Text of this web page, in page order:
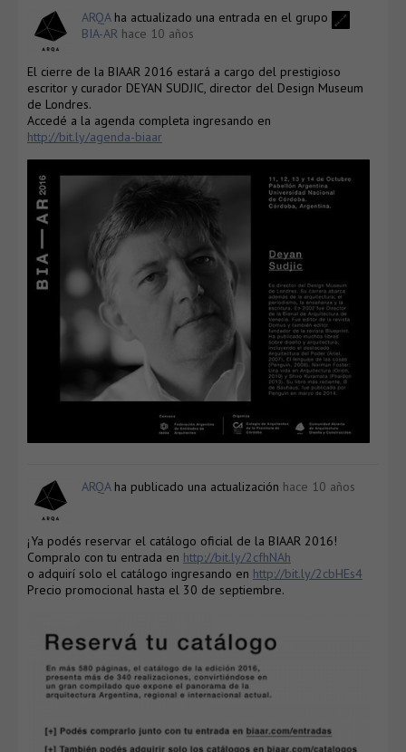
ARQAha actualizado una entrada en el grupo
BIA-AR hace 10 años
El cierre de la BIAAR 2016 estará a cargo del prestigioso
escritor y curador DEYAN SUDJIC, director del Design Museum
de Londres.
Accedé a la agenda completa ingresando en
http://bit.ly/agenda-biaar
ARQAha publicado una actualización hace 10 años
¡Ya podés reservar el catálogo oficial de la BIAAR 2016!
Compralo con tu entrada en http://bit.ly/2cfhNAh
o adquirí solo el catálogo ingresando en http://bit.ly/2cbHEs4
Precio promocional hasta el 30 de septiembre.